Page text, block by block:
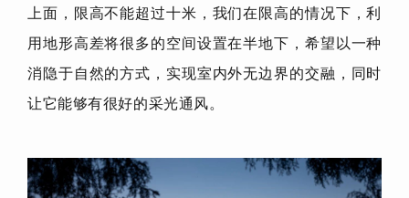
上面，限高不能超过十米，我们在限高的情况下，利
用地形高差将很多的空间设置在半地下，希望以一种
消隐于自然的方式，实现室内外无边界的交融，同时
让它能够有很好的采光通风。